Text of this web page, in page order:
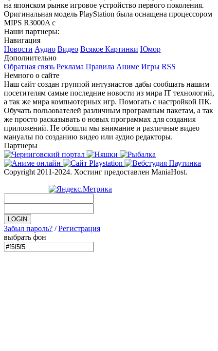
на японском рынке игровое устройство первого поколения.
Оригинальная модель PlayStation была оснащена процессором
MIPS R3000A с
Наши партнеры:
Навигация
Новости Аудио Видео Всякое Картинки Юмор
Дополнительно
Обратная связь Реклама Правила Аниме Игры RSS
Немного о сайте
Наш сайт создан группой интузиастов дабы сообщать нашим
посетителям самые последние новости из мира IT технологий,
а так же мира компьютерных игр. Помогать с настройкой ПК.
Обучать пользователей различным програмным пакетам, а так
же просто расказывать о новых программах для создания
приложений. Не обошли мы внимание и различные видео
мануалы по созданию видео или аудио редакторы.
Партнеры
Copyright 2011-2024. Хостинг предоставлен ManiaHost.
Забыл пароль? /Регистрация
выбрать фон